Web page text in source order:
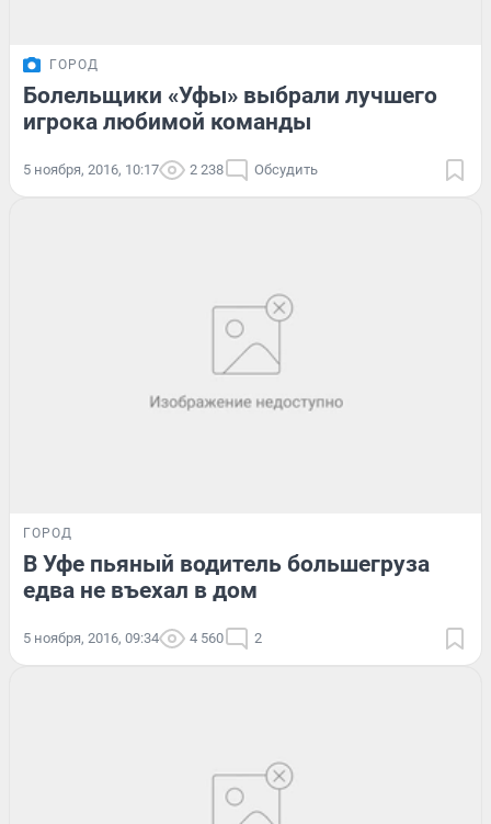
ГОРОД
Болельщики «Уфы» выбрали лучшего
игрока любимой команды
5 ноября, 2016, 10:17 2 238 Обсудить
ГОРОД
В Уфе пьяный водитель большегруза
едва не въехал в дом
5 ноября, 2016, 09:34 4 560 2